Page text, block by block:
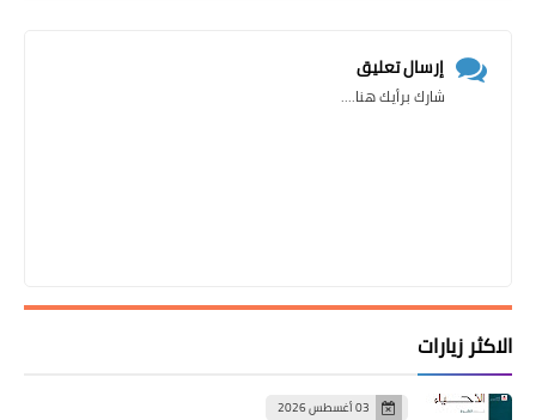
إرسال تعليق
شارك برأيك هنا....
الاكثر زيارات
03 أغسطس 2026